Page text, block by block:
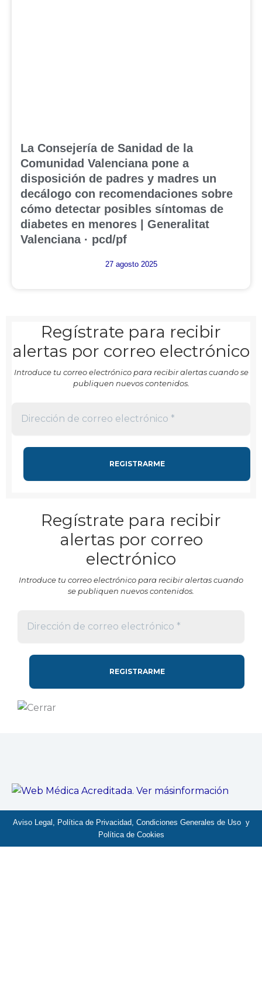
La Consejería de Sanidad de la
Comunidad Valenciana pone a
disposición de padres y madres un
decálogo con recomendaciones sobre
cómo detectar posibles síntomas de
diabetes en menores | Generalitat
Valenciana · pcd/pf
27 agosto 2025
Regístrate para recibir
alertas por correo electrónico
Introduce tu correo electrónico para recibir alertas cuando se
publiquen nuevos contenidos.
Regístrate para recibir
alertas por correo
electrónico
Introduce tu correo electrónico para recibir alertas cuando
se publiquen nuevos contenidos.
Aviso Legal, Política de Privacidad, Condiciones Generales de Uso y
Política de Cookies